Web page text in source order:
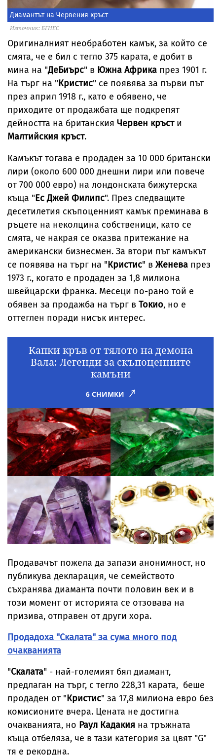
Диамантът на Червения кръст
Източник: БГНЕС
Оригиналният необработен камък, за който се
смята, че е бил с тегло 375 карата, е добит в
мина на "ДеБиърс" в Южна Африка през 1901 г.
На търг на "Кристис" се появява за първи път
през април 1918 г., като е обявено, че
приходите от продажбата ще подкрепят
дейността на британския Червен кръст и
Малтийския кръст.
Камъкът тогава е продаден за 10 000 британски
лири (около 600 000 днешни лири или повече
от 700 000 евро) на лондонската бижутерска
къща "Ес Джей Филипс". През следващите
десетилетия скъпоценният камък преминава в
ръцете на неколцина собственици, като се
смята, че накрая се оказва притежание на
американски бизнесмен. За втори път камъкът
се появява на търг на "Кристис" в Женева през
1973 г., когато е продаден за 1,8 милиона
швейцарски франка. Месеци по-рано той е
обявен за продажба на търг в Токио, но е
оттеглен поради нисък интерес.
Kапки кръв от тялото на демона
Вала: Легенди за скъпоценните
камъни
6 СНИМКИ
Продавачът пожела да запази анонимност, но
публикува декларация, че семейството
съхранява диаманта почти половин век и в
този момент от историята се отзовава на
призива, отправен от други хора.
Продадоха "Скалата" за сума много под
очакванията
"Скалата" - най-големият бял диамант,
предлаган на търг, с тегло 228,31 карата, беше
продаден от "Кристис" за 17,8 милиона евро без
комисионите вчера. Цената не достигна
очакванията, но Раул Кадакия на тръжната
къща отбеляза, че в тази категория за цвят "G"
тя е рекордна.